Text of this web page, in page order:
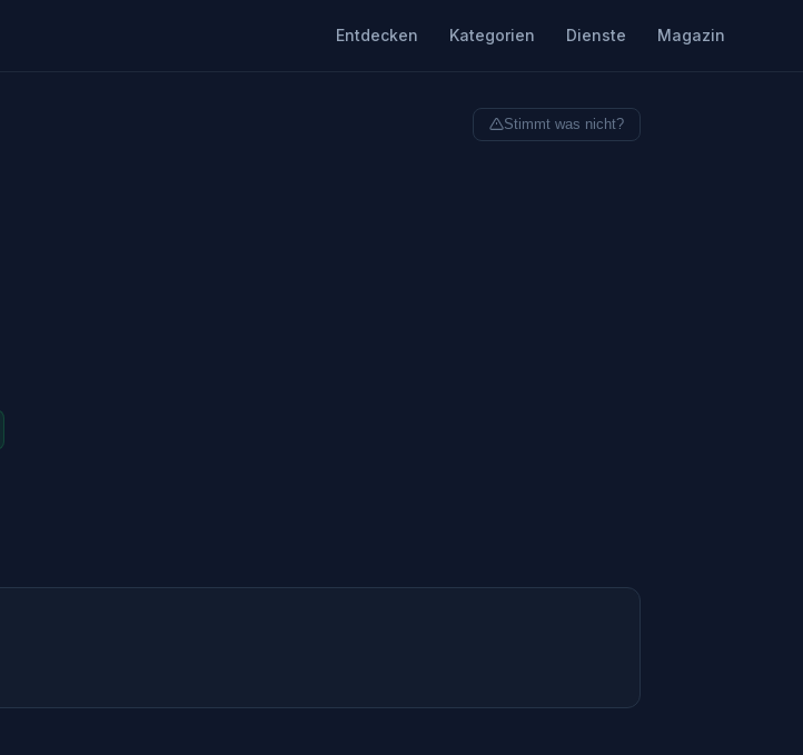
Entdecken Kategorien Dienste Magazin
Stimmt was nicht?